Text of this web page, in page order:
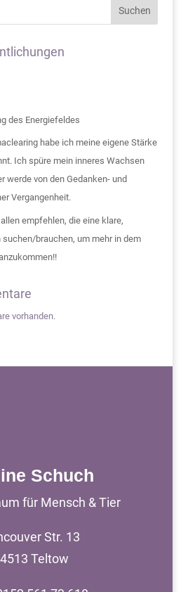
Suchen
des Energiefeldes
habe ich meine eigene Stärke
Ich spüre mein inneres Wachsen
werde von den Gedanken- und
Vergangenheit.
empfehlen, die eine klare,
brauchen, um mehr in dem
vorhanden.
Schuch
für Mensch & Tier
Str. 13
Teltow